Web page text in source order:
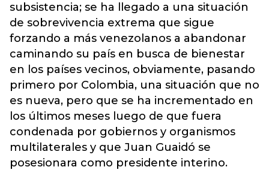
subsistencia; se ha llegado a una situación
de sobrevivencia extrema que sigue
forzando a más venezolanos a abandonar
caminando su país en busca de bienestar
en los países vecinos, obviamente, pasando
primero por Colombia, una situación que no
es nueva, pero que se ha incrementado en
los últimos meses luego de que fuera
condenada por gobiernos y organismos
multilaterales y que Juan Guaidó se
posesionara como presidente interino.